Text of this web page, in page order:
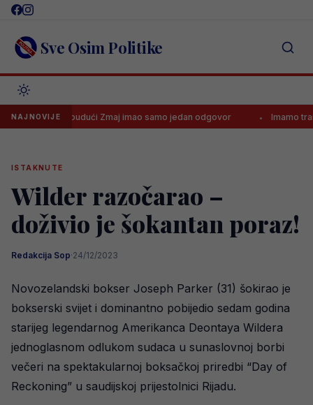
Skip
content Sve Osim Politike
NAJNOVIJEbudući Zmaj imao samo jedan odgovor Imamo transfer
ISTAKNUTE
Wilder razočarao –
doživio je šokantan poraz!
Redakcija Sop·24/12/2023
Novozelandski bokser Joseph Parker (31) šokirao je
bokserski svijet i dominantno pobijedio sedam godina
starijeg legendarnog Amerikanca Deontaya Wildera
jednoglasnom odlukom sudaca u sunaslovnoj borbi
večeri na spektakularnoj boksačkoj priredbi “Day of
Reckoning” u saudijskoj prijestolnici Rijadu.